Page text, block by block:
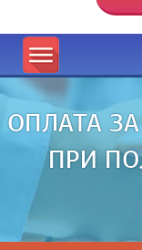
ОПЛАТА
ПРИ